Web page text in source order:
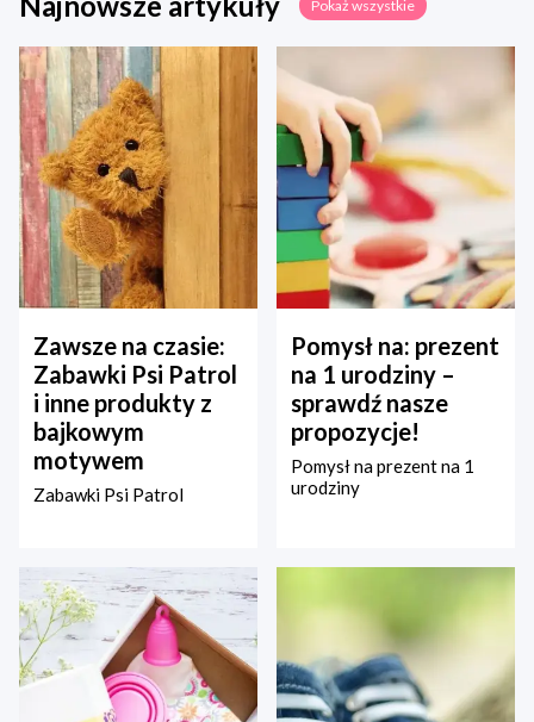
Pokaż wszystkie
Zawsze na czasie:
Zabawki Psi Patrol
i inne produkty z
bajkowym
motywem
Zabawki Psi Patrol
Pomysł na: prezent
na 1 urodziny –
sprawdź nasze
propozycje!
Pomysł na prezent na 1
urodziny